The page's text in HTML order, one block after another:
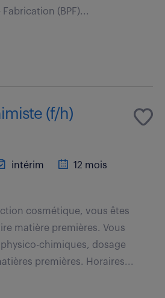
(BPF)...
(f/h)
intérim
12 mois
cosmétique, vous êtes
matière premières. Vous
chimiques, dosage
premières. Horaires...